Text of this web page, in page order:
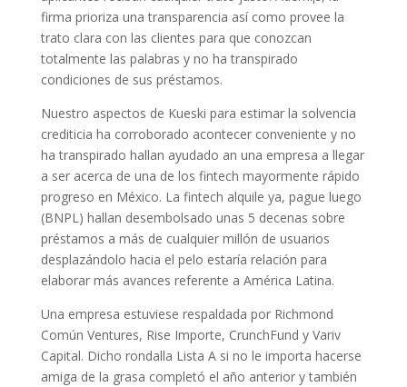
firma prioriza una transparencia así­ como provee la
trato clara con las clientes para que conozcan
totalmente las palabras y no ha transpirado
condiciones de sus préstamos.
Nuestro aspectos de Kueski para estimar la solvencia
crediticia ha corroborado acontecer conveniente y no
ha transpirado hallan ayudado an una empresa a llegar
a ser acerca de una de los fintech mayormente rápido
progreso en México. La fintech alquile ya, pague luego
(BNPL) hallan desembolsado unas 5 decenas sobre
préstamos a más de cualquier millón de usuarios
desplazándolo hacia el pelo estaría relación para
elaborar más avances referente a América Latina.
Una empresa estuviese respaldada por Richmond
Común Ventures, Rise Importe, CrunchFund y Variv
Capital. Dicho rondalla Lista A si no le importa hacerse
amiga de la grasa completó el año anterior y también